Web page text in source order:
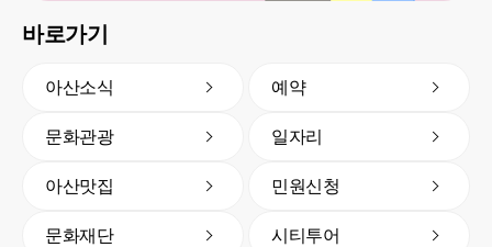
바로가기
아산소식 예약
문화관광 일자리
아산맛집 민원신청
문화재단 시티투어